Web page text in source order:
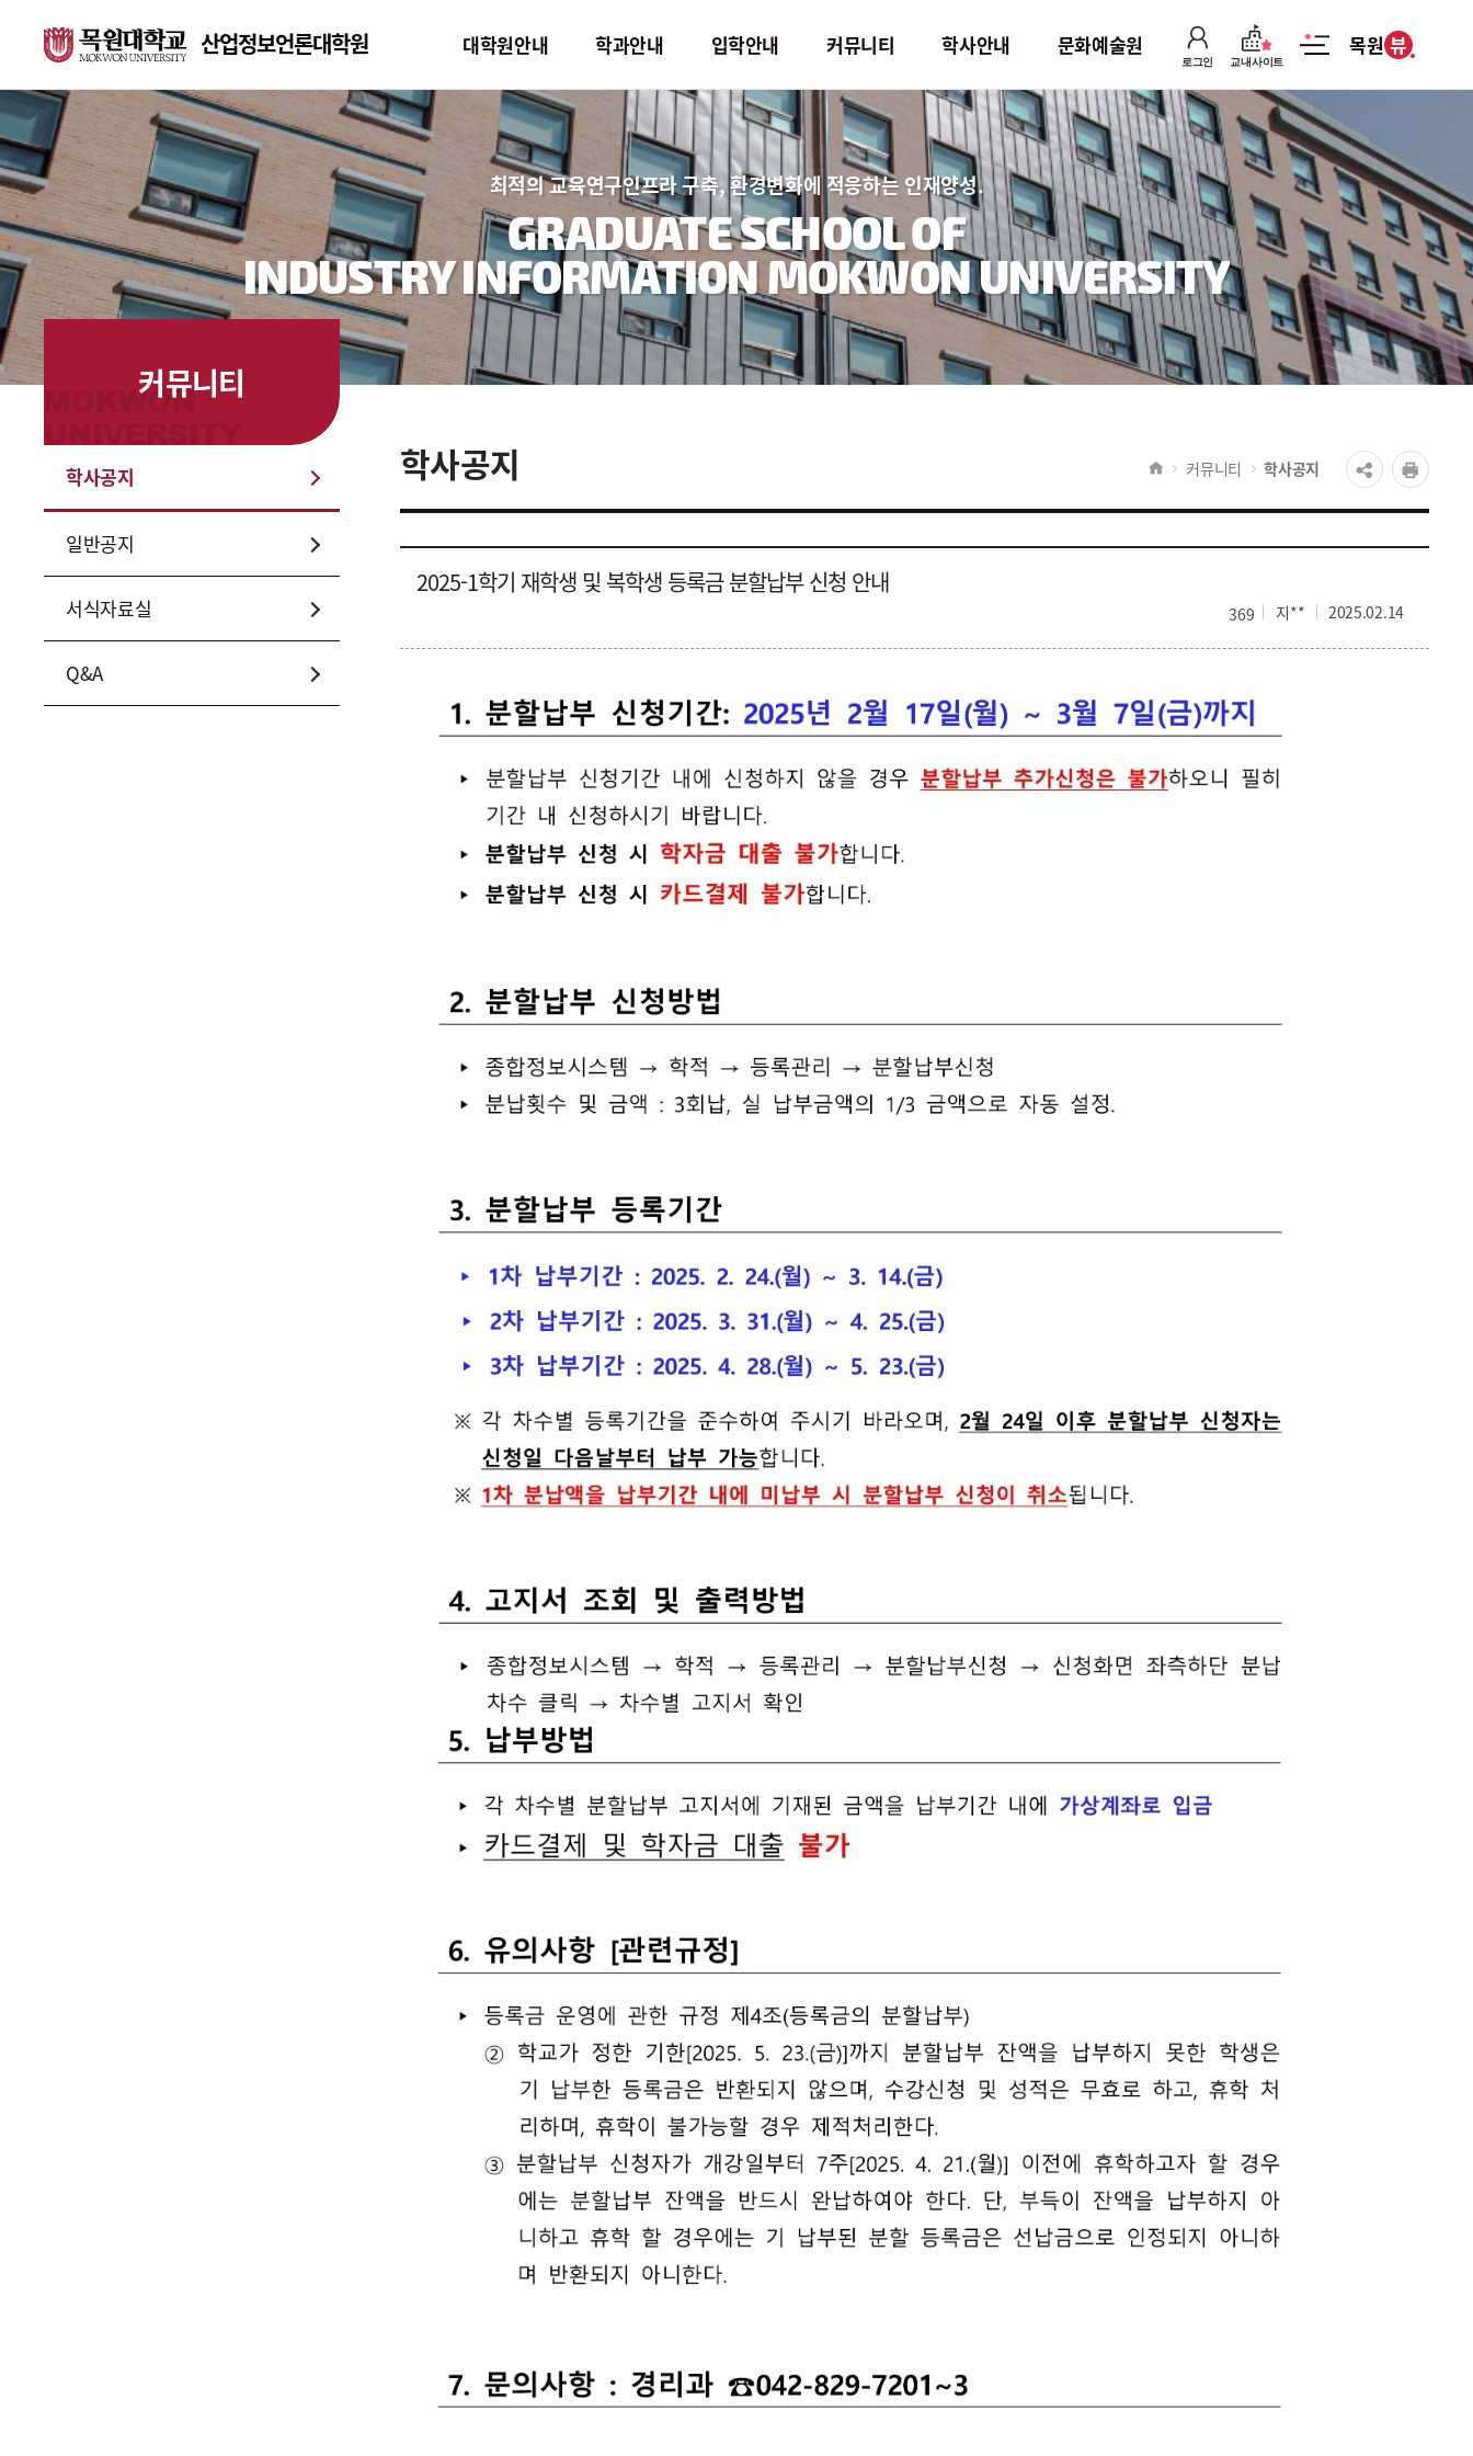
산업정보언론대학원
로그인 교내사이트
목원 뷰
대학원안내
대학원안내
대학원소개
연혁
기구 및 구성
학과안내
학과안내
사회계열
공학계열
예체능계열
이학계열
입학안내
입학안내
모집요강
입시자료실
커뮤니티
커뮤니티
학사공지
일반공지
서식자료실
Q&A
학사안내
학사안내
학사일정
장학안내
학칙 및 제규정
문화예술원
문화예술원
문화예술원 소개
학기별 강의 현황
기수별 수료생
최적의 교육연구인프라 구축, 환경변화에 적응하는 인재양성.
GRADUATE SCHOOL OF
INDUSTRY INFORMATION MOKWON UNIVERSITY
커뮤니티
학사공지
일반공지
서식자료실
Q&A
학사공지 커뮤니티 학사공지
2025-1학기 재학생 및 복학생 등록금 분할납부 신청 안내
지** 2025.02.14
369